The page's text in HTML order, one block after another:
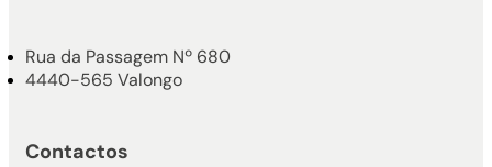
Rua da Passagem Nº 680
4440-565 Valongo
Contactos